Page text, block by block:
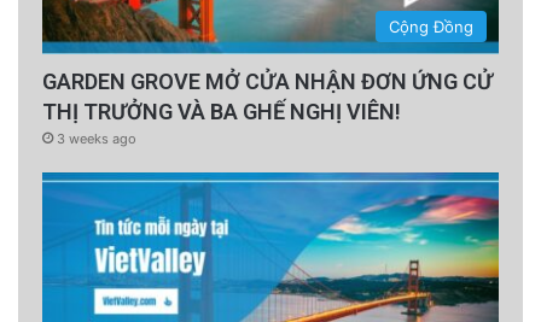
Cộng Đồng
GARDEN GROVE MỞ CỬA NHẬN ĐƠN ỨNG CỬ
THỊ TRƯỞNG VÀ BA GHẾ NGHỊ VIÊN!
3 weeks ago